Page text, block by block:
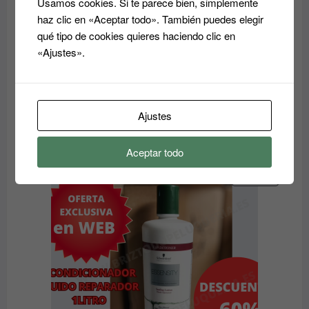
Champu HIDRATANTE Essensity Schwarkopf
9.60€ - 14.50€Rango
9.60€
EN
haz clic en «Aceptar todo». También puedes elegir
qué tipo de cookies quieres haciendo clic en
«Ajustes».
Ajustes
Aceptar todo